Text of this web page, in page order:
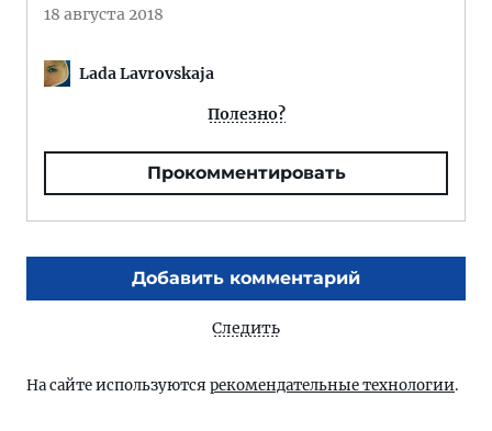
18 августа 2018
Lada Lavrovskaja
Полезно?
Прокомментировать
Добавить комментарий
Следить
На сайте используются рекомендательные технологии.